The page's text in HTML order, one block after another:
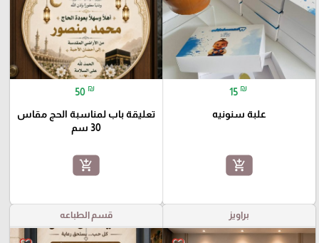
15 ₪
علبة سنونيه
add_shopping_cart
50 ₪
تعليقة باب لمناسبة الحج مقاس
30 سم
add_shopping_cart
براويز قسم الطباعه